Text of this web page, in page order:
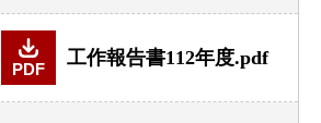
PDF
工作報告書112年度.pdf